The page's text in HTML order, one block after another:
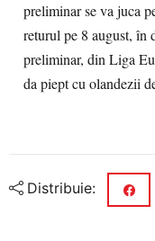
preliminar se va juca
returul pe 8 august, în
preliminar, din Liga
da piept cu olandezii
Distribuie: